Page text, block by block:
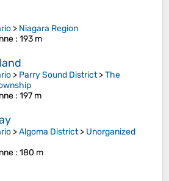
> Niagara Region
: 193 m
> Parry Sound District>The
: 197 m
>Algoma District> Unorganized
: 180 m